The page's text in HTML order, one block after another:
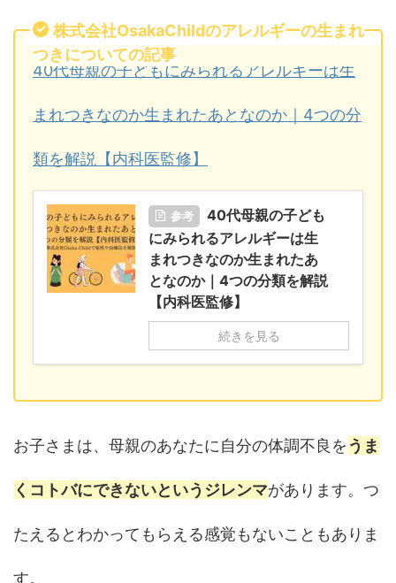
株式会社OsakaChildのアレルギーの生まれ
つきについての記事
40代母親の子どもにみられるアレルギーは生
まれつきなのか生まれたあとなのか｜4つの分
類を解説【内科医監修】
参考
40代母親の子ども
にみられるアレルギーは生
まれつきなのか生まれたあ
となのか｜4つの分類を解説
【内科医監修】
続きを見る
お子さまは、母親のあなたに自分の体調不良を うま
くコトバにできないというジレンマがあります。つ
たえるとわかってもらえる感覚もないこともありま
す。